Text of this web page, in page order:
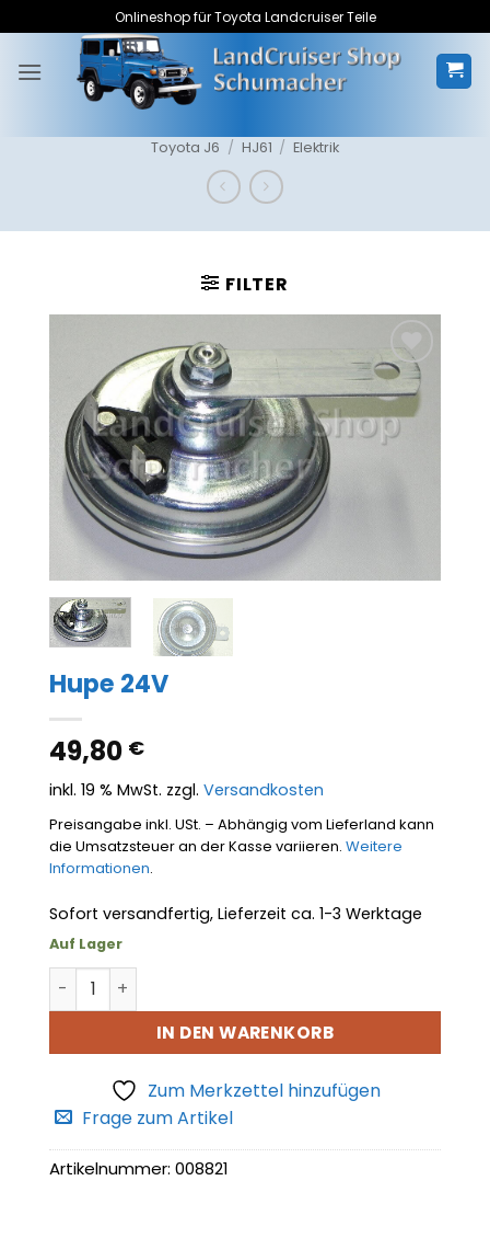
Inhalt
springen
Onlineshop für Toyota Landcruiser Teile
Toyota J6 / HJ61 / Elektrik
FILTER
Zum
Merkzettel
hinzufügen
Hupe 24V
49,80 €
inkl. 19 % MwSt. zzgl. Versandkosten
Preisangabe inkl. USt. – Abhängig vom Lieferland kann
die Umsatzsteuer an der Kasse variieren. Weitere
Informationen.
Sofort versandfertig, Lieferzeit ca. 1-3 Werktage
Auf Lager
Hupe 24V Menge
IN DEN WARENKORB
Zum Merkzettel hinzufügen
Frage zum Artikel
Artikelnummer: 008821